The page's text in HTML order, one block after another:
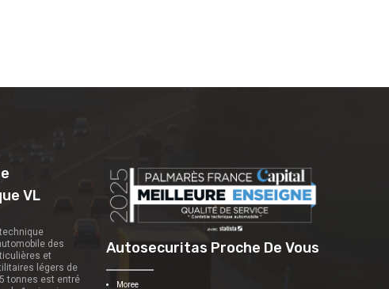
VL
des
et
légers de
tonnes est entré
Autosecuritas Proche De Vous
Moree